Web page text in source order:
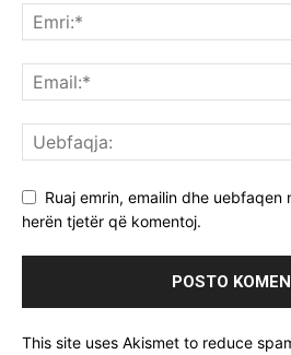
Ruaj emrin, emailin dhe
herën tjetër që komentoj.
This site uses Akismet to reduce